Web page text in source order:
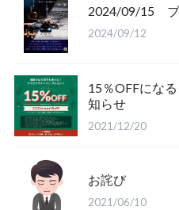
2024/09/15 ブ
2024/09/12
15％OFFにな
知らせ
2021/12/20
お詫び
2021/06/10